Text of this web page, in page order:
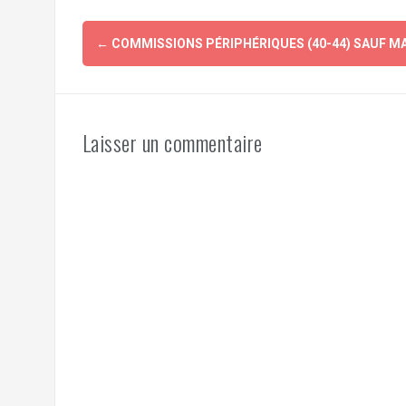
Navigation
d'article
← COMMISSIONS PÉRIPHÉRIQUES (40-44) SAUF
Laisser un commentaire